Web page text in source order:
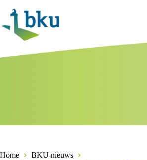
naar
inhoud
Home
BKU-nieuws